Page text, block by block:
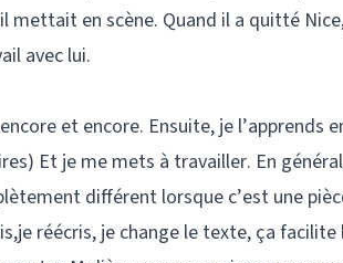
mettait en scène. Quand il a quitté
avec lui.
et encore. Ensuite, je l’apprends
Et je me mets à travailler. En
différent lorsque c’est une
réécris, je change le texte, ça